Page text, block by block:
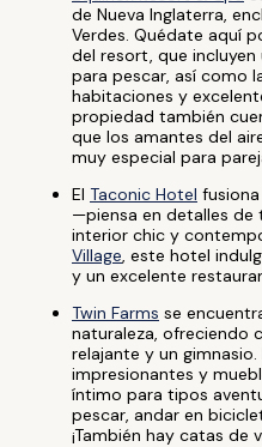
de Nueva Inglaterra,
Verdes. Quédate aquí
del resort, que
para pescar, así como
habitaciones y
propiedad también
que los amantes del
muy especial para
El Taconic Hotel
—piensa en detalles
interior chic y
Village, este hotel
y un excelente
Twin Farms se
naturaleza, ofreciendo
relajante y un
impresionantes y
íntimo para tipos
pescar, andar en
¡También hay catas de